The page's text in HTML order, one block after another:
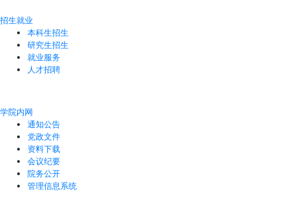
招生就业
本科生招生
研究生招生
就业服务
人才招聘
学院内网
通知公告
党政文件
资料下载
会议纪要
院务公开
管理信息系统